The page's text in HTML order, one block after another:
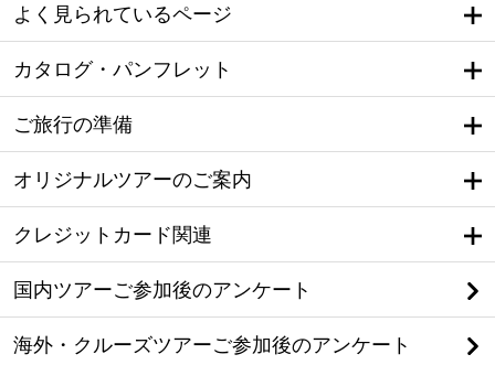
よく見られているページ
カタログ・パンフレット
ご旅行の準備
オリジナルツアーのご案内
クレジットカード関連
国内ツアーご参加後のアンケート
海外・クルーズツアーご参加後のアンケート